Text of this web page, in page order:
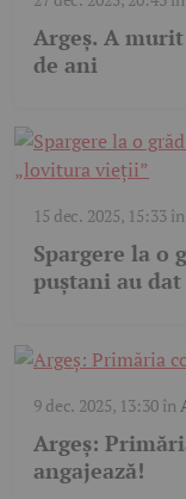
Argeș. A
de ani
15 dec. 2025, 15:33în
Spargere la o
puștani au
9 dec. 2025, 13:30în
Argeș:
angajează!